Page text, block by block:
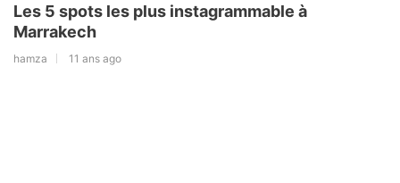
Les 5 spots les plus instagrammable à
Marrakech
hamza 11 ans ago